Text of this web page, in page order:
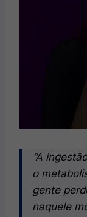
“A
o
gente
naquele